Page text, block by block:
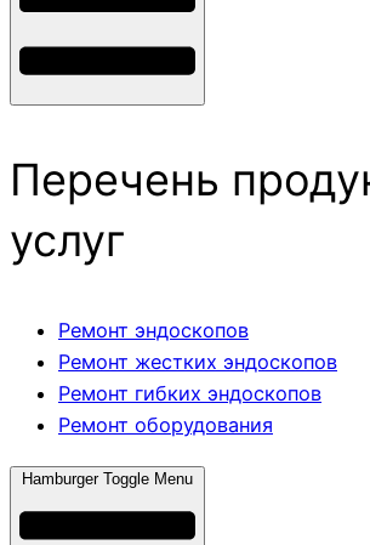
Перечень
услуг
Ремонт эндоскопов
Ремонт жестких эндоскопов
Ремонт гибких эндоскопов
Ремонт оборудования
Hamburger Toggle Menu